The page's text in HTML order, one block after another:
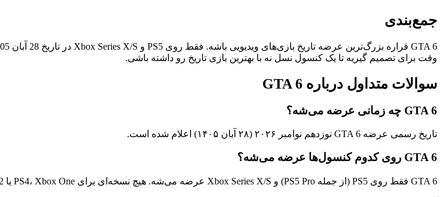
جمع‌بندی
وقت برای تصمیم‌ گیریه تا یک کنسول نسل نه با بهترین بازی تاریخ رو داشته باشی.
سوالات متداول درباره GTA 6
GTA 6 چه زمانی عرضه می‌شه؟
تاریخ رسمی عرضه GTA 6 نوزدهم نوامبر ۲۰۲۶ (۲۸ آبان ۱۴۰۵) اعلام شده است.
GTA 6 روی کدوم کنسول‌ها عرضه می‌شه؟
GTA 6 فقط روی PS5 (از جمله PS5 Pro) و Xbox Series X/S عرضه می‌شه. هیچ نسخه‌ای برای PS4، Xbox One یا Nintendo Switch 2 در کار نیست.